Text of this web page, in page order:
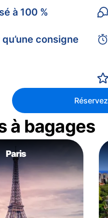
à 100 %
consigne
Réservez
à bagages
Paris